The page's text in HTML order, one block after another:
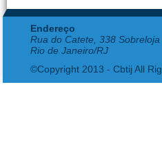
Endereço
Rua do Catete, 338
Rio de Janeiro/RJ
©Copyright 2013 - Cbtij All